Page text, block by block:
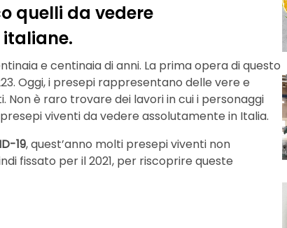
quelli da vedere
e centinaia di anni. La prima opera di questo
Oggi, i presepi rappresentano delle vere e
Non è raro trovare dei lavori in cui i personaggi
viventi da vedere assolutamente in Italia.
19, quest’anno molti presepi viventi non
fissato per il 2021, per riscoprire queste